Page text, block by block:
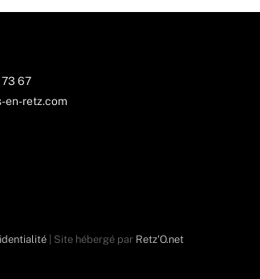
73 67
en-retz.com
| Site hébergé par Retz'O.net